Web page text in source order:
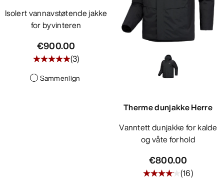
Isolert vannavstøtende jakke
for byvinteren
€900.00
(3)
Sammenlign
Therme dunjakke Herre
Vanntett dunjakke for kalde
og våte forhold
€800.00
(16)